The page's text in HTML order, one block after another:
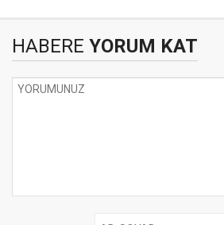
HABERE YORUM KAT